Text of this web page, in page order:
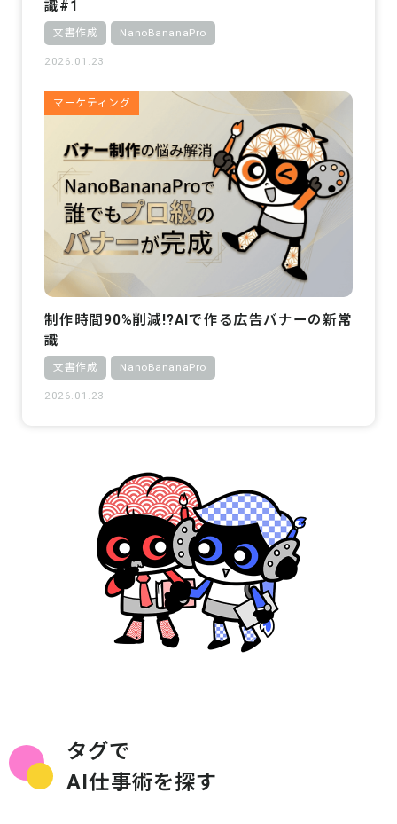
識#1
文書作成 NanoBananaPro
2026.01.23
マーケティング
制作時間90%削減!?AIで作る広告バナーの新常
識
文書作成 NanoBananaPro
2026.01.23
タグで
AI仕事術を探す